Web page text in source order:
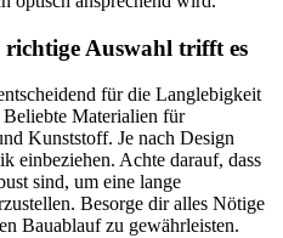
Auswahl trifft es
für die Langlebigkeit
Materialien für
Kunststoff. Je nach Design
einbeziehen. Achte darauf, dass
sind, um eine lange
Besorge dir alles Nötige
Bauablauf zu gewährleisten.